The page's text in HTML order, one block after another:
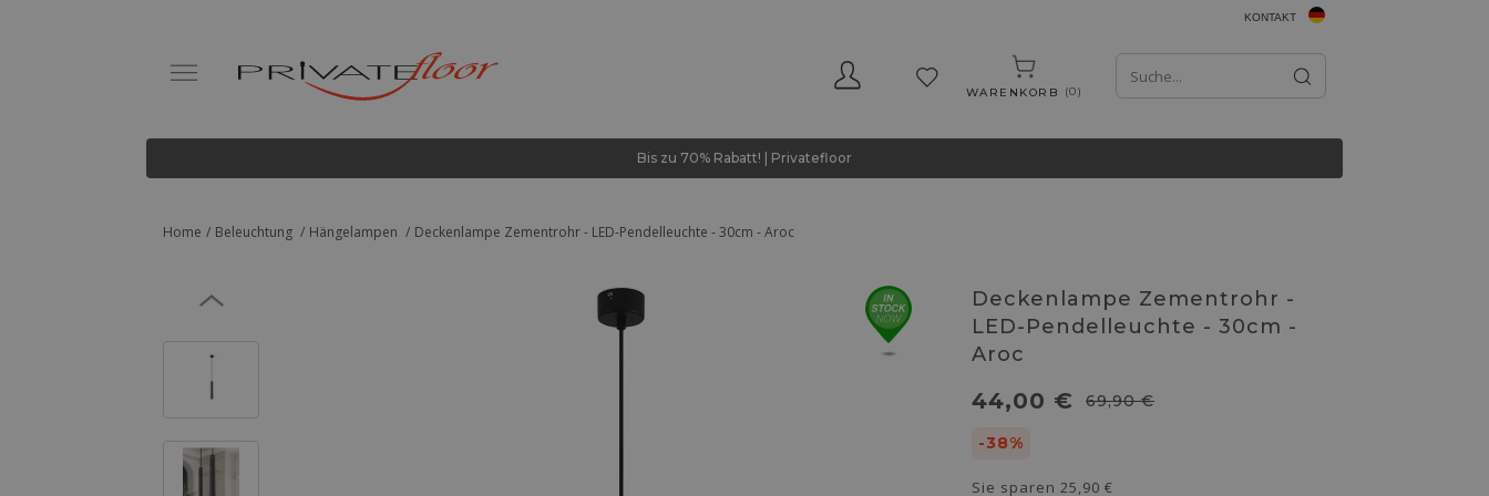
KONTAKT
WARENKORB 0
Bis zu 70% Rabatt! | Privatefloor
Home Beleuchtung Hängelampen Deckenlampe Zementrohr - LED-Pendelleuchte - 30cm - Aroc
Deckenlampe Zementrohr -
LED-Pendelleuchte - 30cm -
Aroc
44,00 € 69,90 €
-38%
Sie sparen 25,90 €